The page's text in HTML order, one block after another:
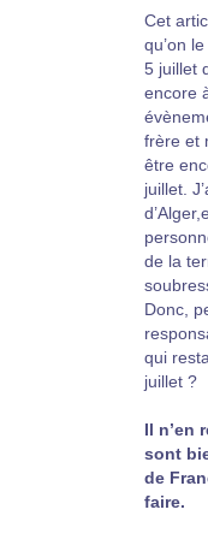
que la
mais le
Avec le
accords
part
du
pouvoir
des
une
ont été
pouvoir
Cet
qu’on
5 juillet
encore
frère et
être
juillet.
de la
Donc,
qui
juillet ?
Il n’en
sont
de
faire.